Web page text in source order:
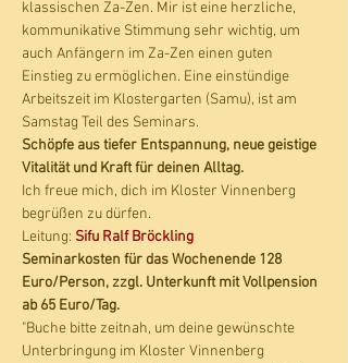
klassischen Za-Zen. Mir ist eine herzliche,
kommunikative Stimmung sehr wichtig, um
auch Anfängern im Za-Zen einen guten
Einstieg zu ermöglichen. Eine einstündige
Arbeitszeit im Klostergarten (Samu), ist am
Samstag Teil des Seminars.
Schöpfe aus tiefer Entspannung, neue geistige
Vitalität und Kraft für deinen Alltag.
Ich freue mich, dich im Kloster Vinnenberg
begrüßen zu dürfen.
Leitung: Sifu Ralf Bröckling
Seminarkosten für das Wochenende 128
Euro/Person, zzgl. Unterkunft mit Vollpension
ab 65 Euro/Tag.
"Buche bitte zeitnah, um deine gewünschte
Unterbringung im Kloster Vinnenberg